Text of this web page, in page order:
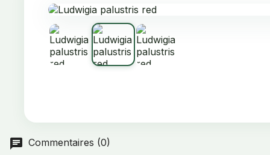
Commentaires (0)